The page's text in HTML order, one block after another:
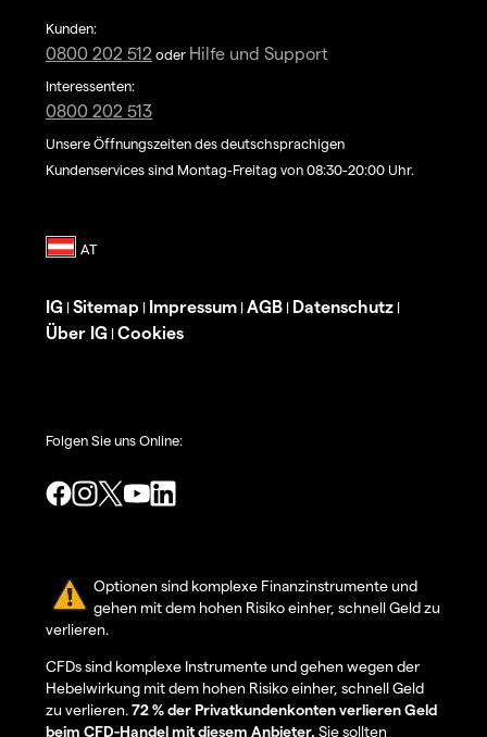
Kunden:
0800 202 512 oder Hilfe und Support
Interessenten:
0800 202 513
Unsere Öffnungszeiten des deutschsprachigen
Kundenservices sind Montag-Freitag von 08:30-20:00 Uhr.
IG | Sitemap | Impressum | AGB | Datenschutz |
Über IG | Cookies
Folgen Sie uns Online:
Optionen sind komplexe Finanzinstrumente und
gehen mit dem hohen Risiko einher, schnell Geld zu
verlieren.
CFDs sind komplexe Instrumente und gehen wegen der
Hebelwirkung mit dem hohen Risiko einher, schnell Geld
zu verlieren.72 % der Privatkundenkonten verlieren Geld
beim CFD-Handel mit diesem Anbieter. Sie sollten